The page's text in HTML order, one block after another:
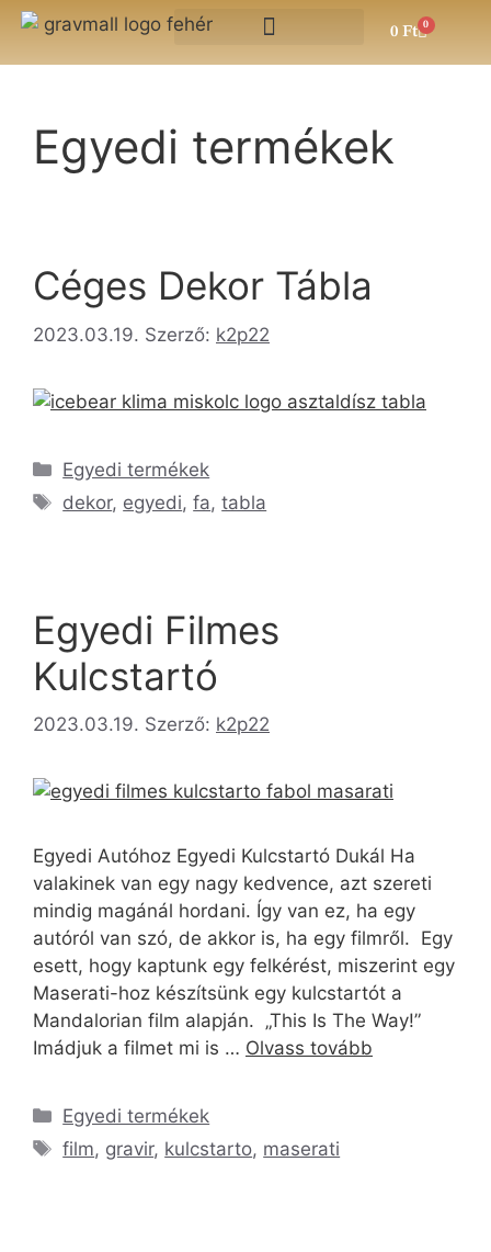
0 Ft 0
Egyedi termékek
Céges Dekor Tábla
2023.03.19. Szerző: k2p22
Egyedi termékek
dekor, egyedi,fa,tabla
Egyedi Filmes
Kulcstartó
2023.03.19. Szerző: k2p22
Egyedi Autóhoz Egyedi Kulcstartó Dukál Ha
valakinek van egy nagy kedvence, azt szereti
mindig magánál hordani. Így van ez, ha egy
autóról van szó, de akkor is, ha egy filmről. Egy
esett, hogy kaptunk egy felkérést, miszerint egy
Maserati-hoz készítsünk egy kulcstartót a
Mandalorian film alapján. „This Is The Way!”
Imádjuk a filmet mi is … Olvass tovább
Egyedi termékek
film, gravir, kulcstarto, maserati